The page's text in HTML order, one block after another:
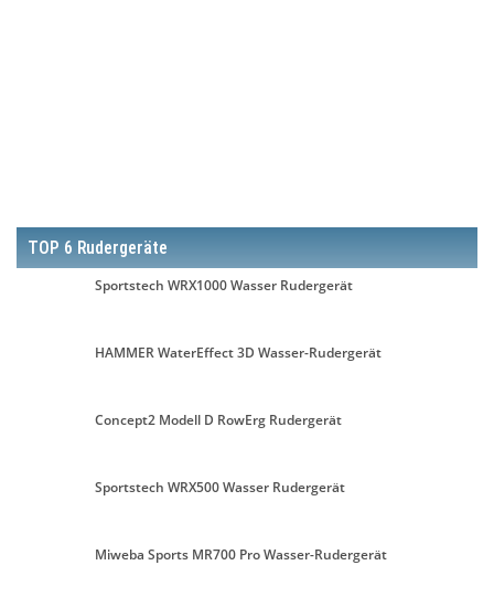
TOP 6 Rudergeräte
Sportstech WRX1000 Wasser Rudergerät
HAMMER WaterEffect 3D Wasser-Rudergerät
Concept2 Modell D RowErg Rudergerät
Sportstech WRX500 Wasser Rudergerät
Miweba Sports MR700 Pro Wasser-Rudergerät